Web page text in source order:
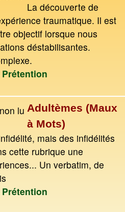
La découverte de
traumatique. Il est
objectif lorsque nous
déstabilisantes.
Adultèmes (Maux
à Mots)
mais des infidélités
cette rubrique une
Un verbatim, de